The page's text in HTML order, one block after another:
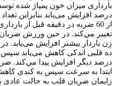
درصد افزایش می‌یابد بنابراین
تغيير مي‌كند. در حین ورزش
درصد دیگر افزایش پيدا مي‌كند.
زایمان ضربان قلب به حالت عادی